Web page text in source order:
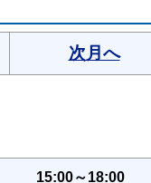
次月へ
15:00～18:00